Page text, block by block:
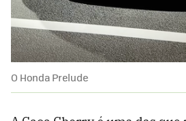
O Honda Prelude